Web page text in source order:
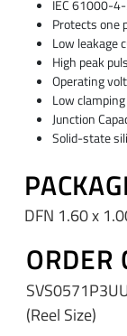
IEC 61000-
Protects one
Low leakage
High peak
Operating
Low
Junction
Solid-state
DFN 1.60 x
ORDER
(Reel Size)